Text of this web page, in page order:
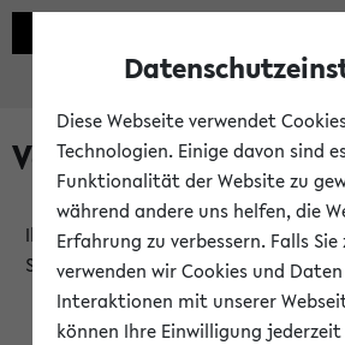
Verlauf
Ihr Verlauf ist leer. Er wird sich im
Sitzung füllen.
Diese Webseite verwendet
Technologien. Einige davon sind
Funktionalität der Website zu
während andere uns helfen, die
Erfahrung zu verbessern. Falls
verwenden wir Cookies und
Interaktionen mit unserer
können Ihre Einwilligung